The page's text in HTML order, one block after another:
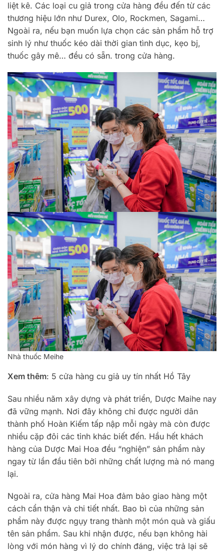
liệt kê. Các loại cu giả trong cửa hàng đều đến từ các
thương hiệu lớn như Durex, Olo, Rockmen, Sagami…
Ngoài ra, nếu bạn muốn lựa chọn các sản phẩm hỗ trợ
sinh lý như thuốc kéo dài thời gian tình dục, kẹo bj,
thuốc gây mê… đều có sẵn. trong cửa hàng.
Nhà thuốc Meihe
Xem thêm: 5 cửa hàng cu giả uy tín nhất Hồ Tây
Sau nhiều năm xây dựng và phát triển, Dược Maihe nay
đã vững mạnh. Nơi đây không chỉ được người dân
thành phố Hoàn Kiếm tấp nập mỗi ngày mà còn được
nhiều cặp đôi các tỉnh khác biết đến. Hầu hết khách
hàng của Dược Mai Hoa đều “nghiện” sản phẩm này
ngay từ lần đầu tiên bởi những chất lượng mà nó mang
lại.
Ngoài ra, cửa hàng Mai Hoa đảm bảo giao hàng một
cách cẩn thận và chi tiết nhất. Bao bì của những sản
phẩm này được ngụy trang thành một món quà và giấu
tên sản phẩm. Sau khi nhận được, nếu bạn không hài
lòng với món hàng vì lý do chính đáng, việc trả lại sẽ